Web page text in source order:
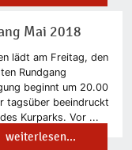
Mai 2018
lädt am Freitag, den
Rundgang
beginnt um 20.00
tagsüber beeindruckt
Kurparks. Vor ...
weiterlesen...